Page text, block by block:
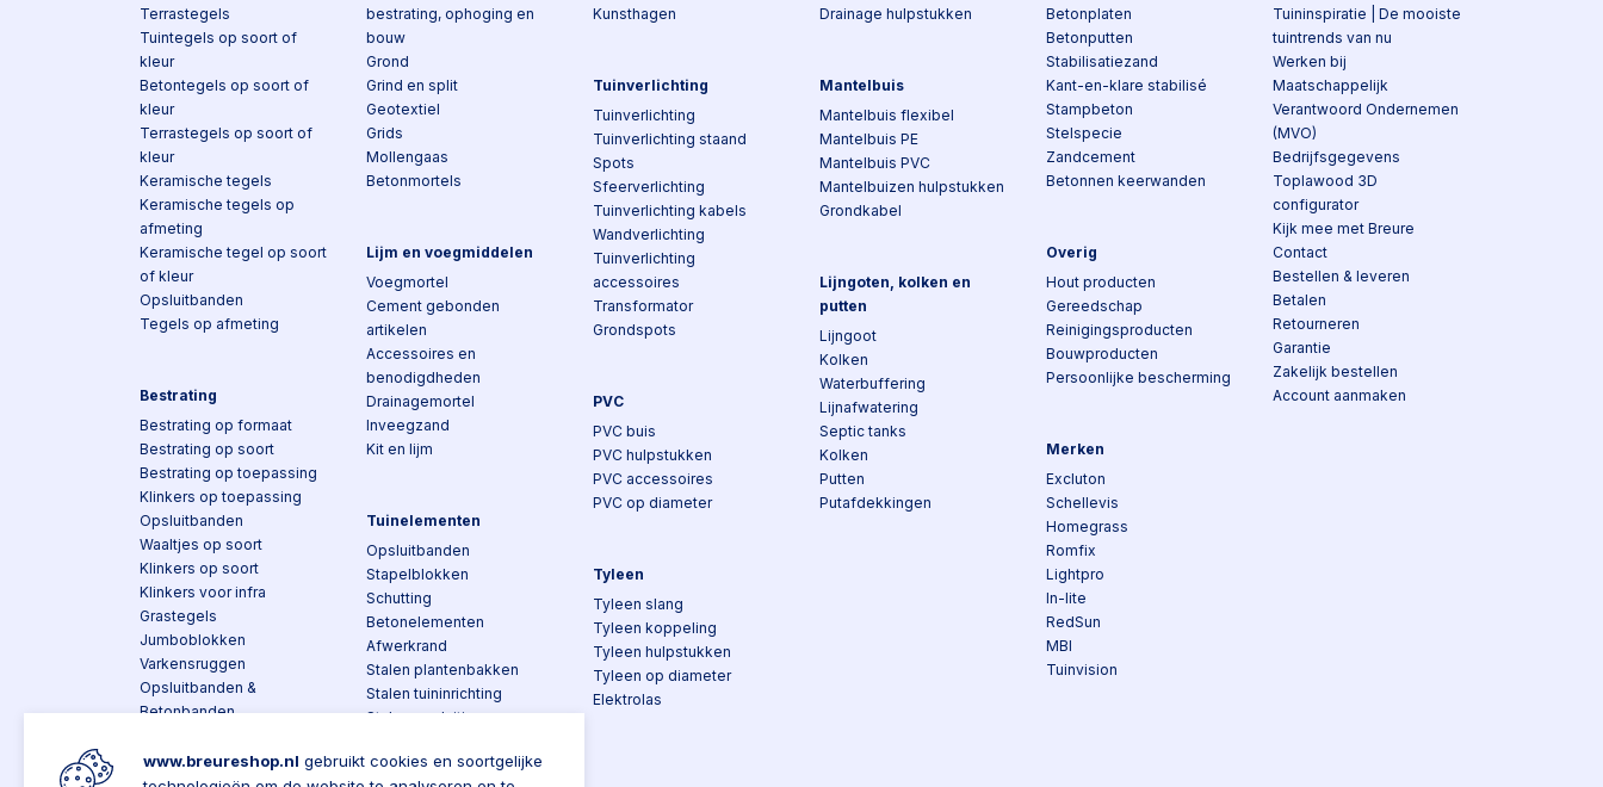
Terrastegels
Tuintegels op soort of
kleur
Betontegels op soort of
kleur
Terrastegels op soort of
kleur
Keramische tegels
Keramische tegels op
afmeting
Keramische tegel op soort
of kleur
Opsluitbanden
Tegels op afmeting
Bestrating
Bestrating op formaat
Bestrating op soort
Bestrating op toepassing
Klinkers op toepassing
Opsluitbanden
Waaltjes op soort
Klinkers op soort
Klinkers voor infra
Grastegels
Jumboblokken
Varkensruggen
Opsluitbanden &
Betonbanden
Bochtbanden en
hoekstukken
bestrating, ophoging en
bouw
Grond
Grind en split
Geotextiel
Grids
Mollengaas
Betonmortels
Lijm en voegmiddelen
Voegmortel
Cement gebonden
artikelen
Accessoires en
benodigdheden
Drainagemortel
Inveegzand
Kit en lijm
Tuinelementen
Opsluitbanden
Stapelblokken
Schutting
Betonelementen
Afwerkrand
Stalen plantenbakken
Stalen tuininrichting
Stalen opsluiting
Composiet
Kunsthagen
Tuinverlichting
Tuinverlichting
Tuinverlichting staand
Spots
Sfeerverlichting
Tuinverlichting kabels
Wandverlichting
Tuinverlichting
accessoires
Transformator
Grondspots
PVC
PVC buis
PVC hulpstukken
PVC accessoires
PVC op diameter
Tyleen
Tyleen slang
Tyleen koppeling
Tyleen hulpstukken
Tyleen op diameter
Elektrolas
Drainage hulpstukken
Mantelbuis
Mantelbuis flexibel
Mantelbuis PE
Mantelbuis PVC
Mantelbuizen hulpstukken
Grondkabel
Lijngoten, kolken en
putten
Lijngoot
Kolken
Waterbuffering
Lijnafwatering
Septic tanks
Kolken
Putten
Putafdekkingen
Betonplaten
Betonputten
Stabilisatiezand
Kant-en-klare stabilisé
Stampbeton
Stelspecie
Zandcement
Betonnen keerwanden
Overig
Hout producten
Gereedschap
Reinigingsproducten
Bouwproducten
Persoonlijke bescherming
Merken
Excluton
Schellevis
Homegrass
Romfix
Lightpro
In-lite
RedSun
MBI
Tuinvision
Tuininspiratie | De mooiste
tuintrends van nu
Werken bij
Maatschappelijk
Verantwoord Ondernemen
(MVO)
Bedrijfsgegevens
Toplawood 3D
configurator
Kijk mee met Breure
Contact
Bestellen & leveren
Betalen
Retourneren
Garantie
Zakelijk bestellen
Account aanmaken
www.breureshop.nl gebruikt cookies en soortgelijke